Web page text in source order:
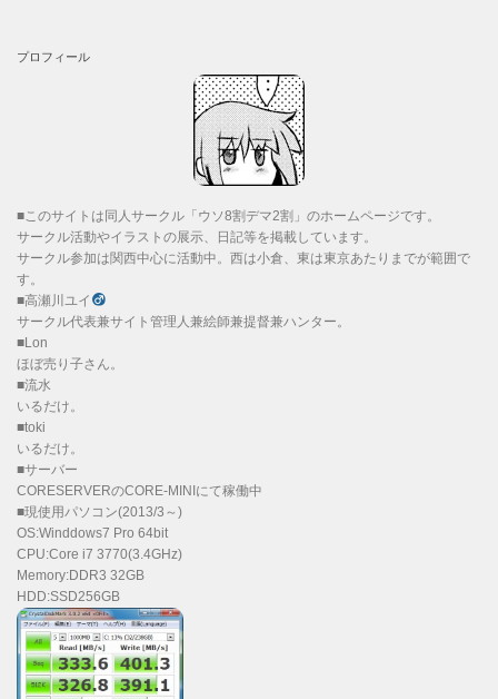
プロフィール
■このサイトは同人サークル「ウソ8割デマ2割」のホームページです。
サークル活動やイラストの展示、日記等を掲載しています。
サークル参加は関西中心に活動中。西は小倉、東は東京あたりまでが範囲で
す。
■高瀬川ユイ
サークル代表兼サイト管理人兼絵師兼提督兼ハンター。
■Lon
ほぼ売り子さん。
■流水
いるだけ。
■toki
いるだけ。
■サーバー
CORESERVERのCORE-MINIにて稼働中
■現使用パソコン(2013/3～)
OS:Winddows7 Pro 64bit
CPU:Core i7 3770(3.4GHz)
Memory:DDR3 32GB
HDD:SSD256GB